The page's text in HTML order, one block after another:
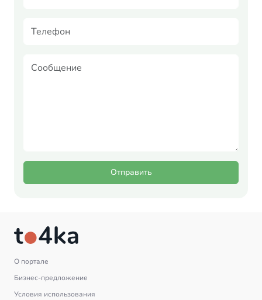
Отправить
О портале
Бизнес-предложение
Условия использования